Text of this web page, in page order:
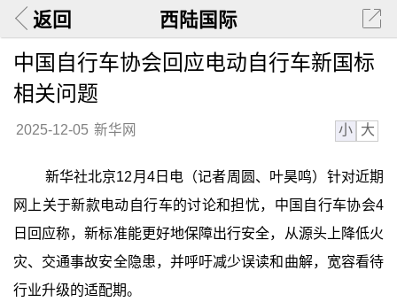
返回 西陆国际
中国自行车协会回应电动自行车新国标
相关问题
2025-12-05 新华网 小 大
新华社北京12月4日电（记者周圆、叶昊鸣）针对近期
网上关于新款电动自行车的讨论和担忧，中国自行车协会4
日回应称，新标准能更好地保障出行安全，从源头上降低火
灾、交通事故安全隐患，并呼吁减少误读和曲解，宽容看待
行业升级的适配期。